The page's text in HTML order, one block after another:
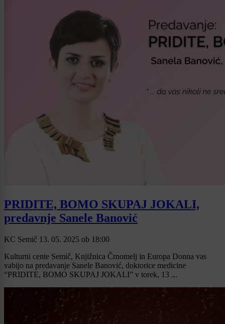
PRIDITE, BOMO SKUPAJ JOKALI,
predavnje Sanele Banović
KC Semič 13. 05. 2025 ob 18:00
Kulturni cente Semič, Knjižnica Črnomelj in Europa Donna vas
vabijo na predavanje Sanele Banović, doktorice medicine
“PRIDITE, BOMO SKUPAJ JOKALI” v torek, 13 ...